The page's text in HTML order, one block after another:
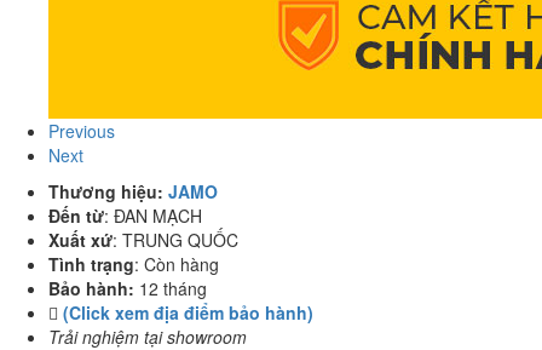
Previous
Next
Thương hiệu: JAMO
Đến từ: ĐAN MẠCH
Xuất xứ: TRUNG QUỐC
Tình trạng: Còn hàng
Bảo hành: 12 tháng
(Click xem địa điểm bảo hành)
Trải nghiệm tại showroom